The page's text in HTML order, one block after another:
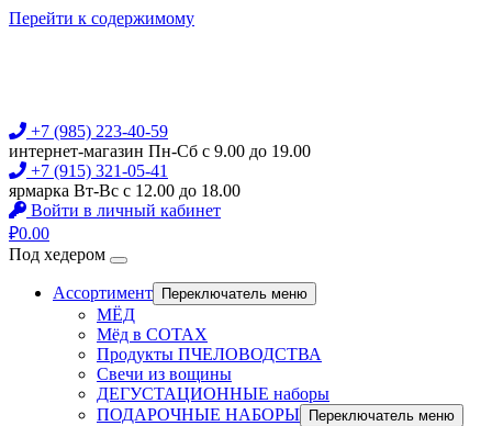
Перейти к содержимому
+7 (985) 223-40-59
интернет-магазин Пн-Сб с 9.00 до 19.00
+7 (915) 321-05-41
ярмарка Вт-Вс с 12.00 до 18.00
Войти в личный кабинет
₽0.00
Под хедером
Ассортимент Переключатель меню
МЁД
Мёд в СОТАХ
Продукты ПЧЕЛОВОДСТВА
Свечи из вощины
ДЕГУСТАЦИОННЫЕ наборы
ПОДАРОЧНЫЕ НАБОРЫ
Переключатель меню